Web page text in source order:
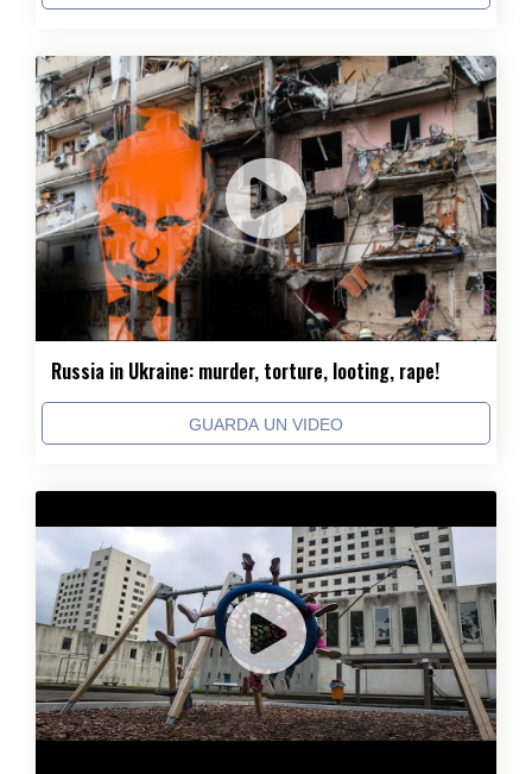
Russia in Ukraine: murder, torture, looting, rape!
GUARDA UN VIDEO